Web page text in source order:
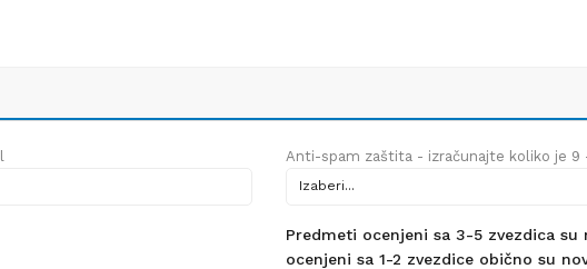
Anti-spam zaštita - izračunajte koliko je 9
Predmeti ocenjeni sa 3-5 zvezdica
ocenjeni sa 1-2 zvezdice obično su